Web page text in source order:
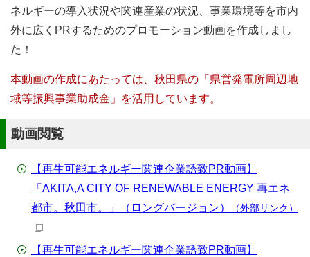
ネルギーの導入状況や関連産業の状況、事業環境等を市内
外に広くPRするためのプロモーション動画を作成しまし
た！
本動画の作成にあたっては、秋田県の「県営発電所周辺地
域等振興事業助成金」を活用しています。
動画閲覧
【再生可能エネルギー関連企業誘致PR動画】
「AKITA,A CITY OF RENEWABLE ENERGY 再エネ
都市。秋田市。」（ロングバージョン）
（外部リンク）
【再生可能エネルギー関連企業誘致PR動画】